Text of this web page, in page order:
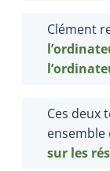
Clément
Ces deux
ensemble
sur les